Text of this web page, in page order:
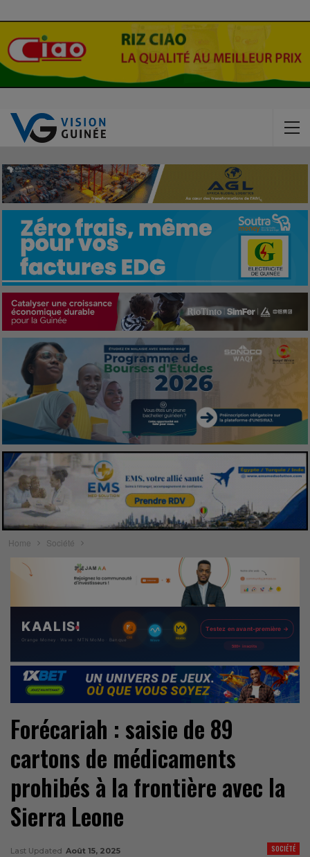
Home Société
Forécariah : saisie de 89
cartons de médicaments
prohibés à la frontière avec la
Sierra Leone
SOCIÉTÉ
Last Updated Août 15, 2025